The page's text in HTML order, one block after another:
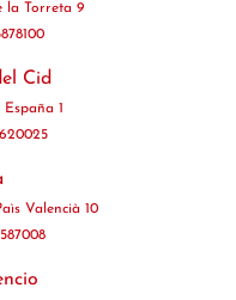
la Torreta 9
Cid
España 1
Valencià 10